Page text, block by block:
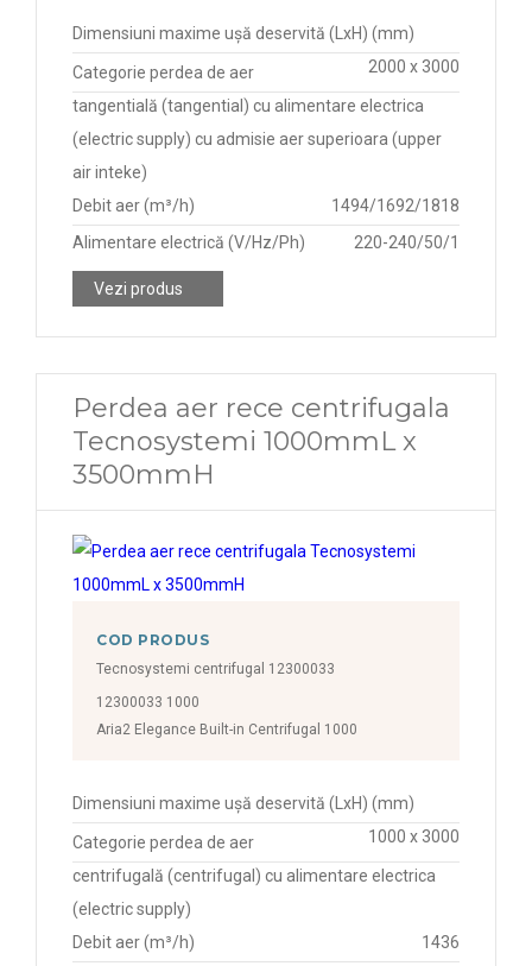
Dimensiuni maxime ușă deservită (LxH) (mm)
2000 x 3000
Categorie perdea de aer
tangentială (tangential) cu alimentare electrica
(electric supply) cu admisie aer superioara (upper
air inteke)
Debit aer (m³/h)
1494/1692/1818
Alimentare electrică (V/Hz/Ph)
220-240/50/1
Vezi produs
Perdea aer rece centrifugala
Tecnosystemi 1000mmL x
3500mmH
COD PRODUS
Tecnosystemi centrifugal 12300033
12300033 1000
Aria2 Elegance Built-in Centrifugal 1000
Dimensiuni maxime ușă deservită (LxH) (mm)
1000 x 3000
Categorie perdea de aer
centrifugală (centrifugal) cu alimentare electrica
(electric supply)
Debit aer (m³/h)
1436